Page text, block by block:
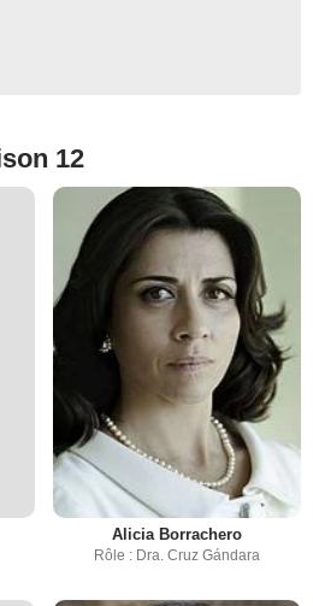
12
Alicia Borrachero
Rôle : Dra. Cruz Gándara